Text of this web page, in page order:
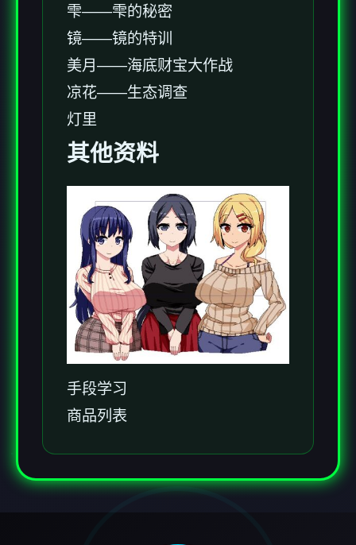
雫——雫的秘密
镜——镜的特训
美月——海底财宝大作战
凉花——生态调查
灯里
其他资料
手段学习
商品列表